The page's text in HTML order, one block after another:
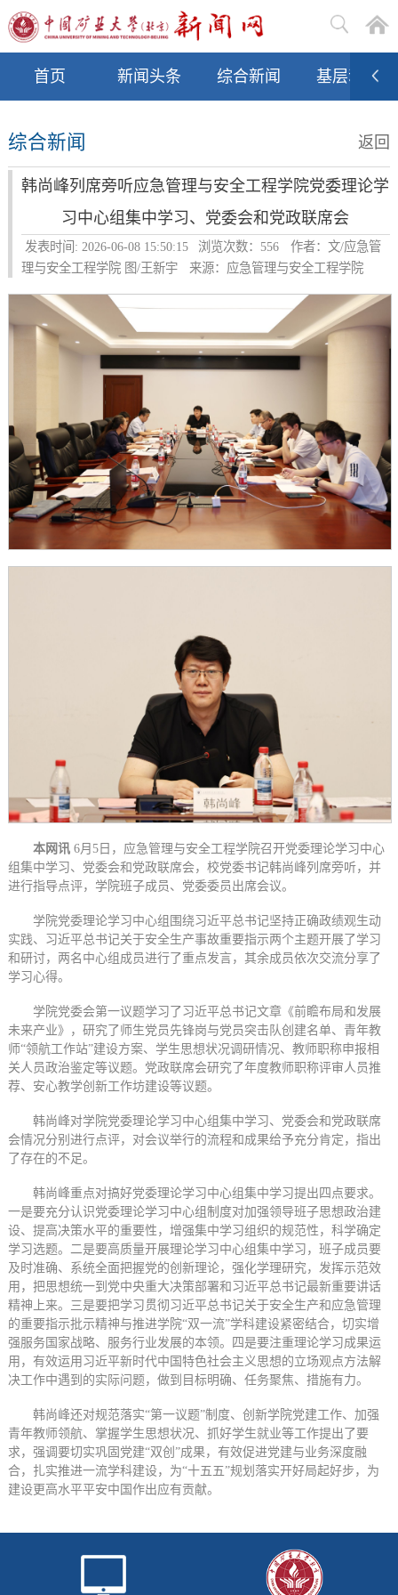
首页 新闻头条 综合新闻 基层动态
综合新闻 返回
韩尚峰列席旁听应急管理与安全工程学院党委理论学
习中心组集中学习、党委会和党政联席会
发表时间: 2026-06-08 15:50:15 浏览次数： 556
作者：文/应急管
理与安全工程学院 图/王新宇
来源：应急管理与安全工程学院
本网讯6月5日，应急管理与安全工程学院召开党委理论学习中心
组集中学习、党委会和党政联席会，校党委书记韩尚峰列席旁听，并
进行指导点评，学院班子成员、党委委员出席会议。
学院党委理论学习中心组围绕习近平总书记坚持正确政绩观生动
实践、习近平总书记关于安全生产事故重要指示两个主题开展了学习
和研讨，两名中心组成员进行了重点发言，其余成员依次交流分享了
学习心得。
学院党委会第一议题学习了习近平总书记文章《前瞻布局和发展
未来产业》，研究了师生党员先锋岗与党员突击队创建名单、青年教
师“领航工作站”建设方案、学生思想状况调研情况、教师职称申报相
关人员政治鉴定等议题。党政联席会研究了年度教师职称评审人员推
荐、安心教学创新工作坊建设等议题。
韩尚峰对学院党委理论学习中心组集中学习、党委会和党政联席
会情况分别进行点评，对会议举行的流程和成果给予充分肯定，指出
了存在的不足。
韩尚峰重点对搞好党委理论学习中心组集中学习提出四点要求。
一是要充分认识党委理论学习中心组制度对加强领导班子思想政治建
设、提高决策水平的重要性，增强集中学习组织的规范性，科学确定
学习选题。二是要高质量开展理论学习中心组集中学习，班子成员要
及时准确、系统全面把握党的创新理论，强化学理研究，发挥示范效
用，把思想统一到党中央重大决策部署和习近平总书记最新重要讲话
精神上来。三是要把学习贯彻习近平总书记关于安全生产和应急管理
的重要指示批示精神与推进学院“双一流”学科建设紧密结合，切实增
强服务国家战略、服务行业发展的本领。四是要注重理论学习成果运
用，有效运用习近平新时代中国特色社会主义思想的立场观点方法解
决工作中遇到的实际问题，做到目标明确、任务聚焦、措施有力。
韩尚峰还对规范落实“第一议题”制度、创新学院党建工作、加强
青年教师领航、掌握学生思想状况、抓好学生就业等工作提出了要
求，强调要切实巩固党建“双创”成果，有效促进党建与业务深度融
合，扎实推进一流学科建设，为“十五五”规划落实开好局起好步，为
建设更高水平平安中国作出应有贡献。